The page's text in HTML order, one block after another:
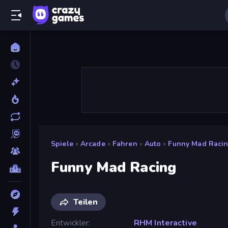
Spiele » Arcade » Fahren » Auto » Funny Mad
Funny Mad Racing
Teilen
Entwickler
RHM Interactive